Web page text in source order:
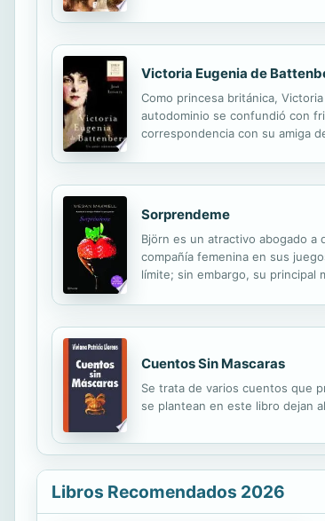
Victoria Eugenia de
Como princesa británica,
autodominio se confundió con
correspondencia con su amiga
Sorprendeme
Björn es un atractivo abogado
compañía femenina en sus
límite; sin embargo, su principal
Cuentos Sin Mascaras
Se trata de varios cuentos que
se plantean en este libro dejan
Libros Recomendados 2026